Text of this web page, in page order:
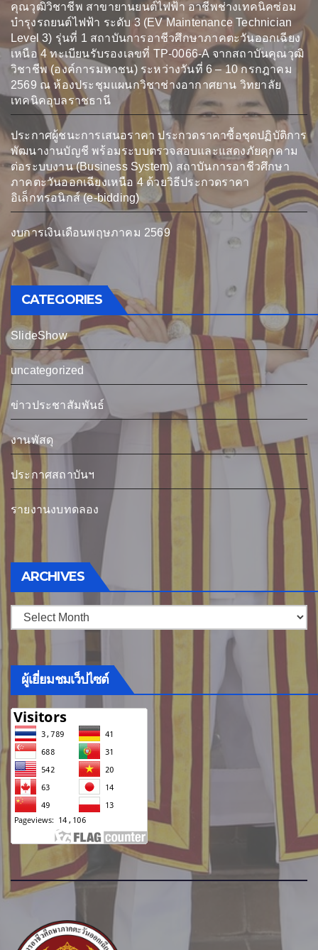
คุณวุฒิวิชาชีพ สาขายานยนต์ไฟฟ้า อาชีพช่างเทคนิคซ่อม
บำรุงรถยนต์ไฟฟ้า ระดับ 3 (EV Maintenance Technician
Level 3) รุ่นที่ 1 สถาบันการอาชีวศึกษาภาคตะวันออกเฉียง
เหนือ 4 ทะเบียนรับรองเลขที่ TP-0066-A จากสถาบันคุณวุฒิ
วิชาชีพ (องค์การมหาชน) ระหว่างวันที่ 6 – 10 กรกฎาคม
2569 ณ ห้องประชุมแผนกวิชาช่างอากาศยาน วิทยาลัย
เทคนิคอุบลราชธานี
ประกาศผู้ชนะการเสนอราคา ประกวดราคาซื้อชุดปฏิบัติการ
พัฒนางานบัญชี พร้อมระบบตรวจสอบและแสดงภัยคุกคาม
ต่อระบบงาน (Business System) สถาบันการอาชีวศึกษา
ภาคตะวันออกเฉียงเหนือ 4 ด้วยวิธีประกวดราคา
อิเล็กทรอนิกส์ (e-bidding)
งบการเงินเดือนพฤษภาคม 2569
CATEGORIES
SlideShow
uncategorized
ข่าวประชาสัมพันธ์
งานพัสดุ
ประกาศสถาบันฯ
รายงานงบทดลอง
ARCHIVES Archives
ผู้เยี่ยมชมเว็ปไซต์